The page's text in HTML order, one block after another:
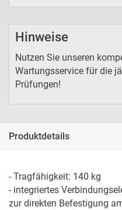
Hinweise
Nutzen Sie unseren
Wartungsservice für die
Prüfungen!
Produktdetails
- Tragfähigkeit: 140 kg
- integriertes
zur direkten Befestigung